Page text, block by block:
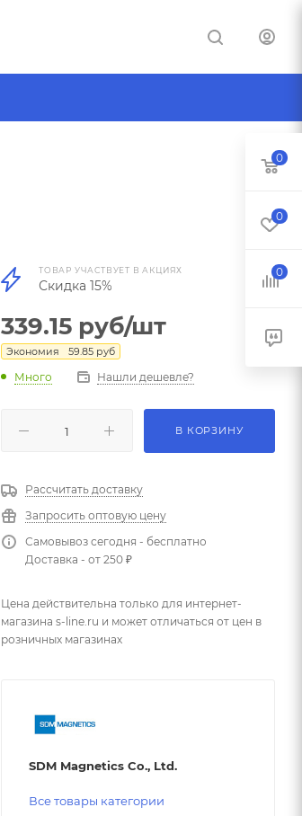
ТОВАР УЧАСТВУЕТ В АКЦИЯХ
Скидка 15%
339.15 руб/шт
Экономия 59.85 руб
Много Нашли дешевле?
В КОРЗИНУ
Рассчитать доставку
Запросить оптовую цену
Самовывоз сегодня - бесплатно
Доставка - от 250 ₽
Цена действительна только для интернет-
магазина s-line.ru и может отличаться от цен в
розничных магазинах
SDM Magnetics Co., Ltd.
Все товары категории
0
0
0